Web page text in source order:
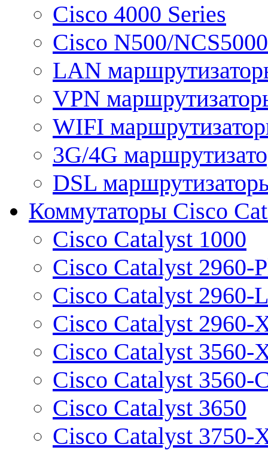
Cisco 4000 Series
Cisco N500/
LAN
VPN
WIFI
3G/4G
DSL
Коммутаторы Cisco
Cisco Catalyst 1000
Cisco Catalyst 2960-
Cisco Catalyst 2960-L
Cisco Catalyst 2960-
Cisco Catalyst 3560-
Cisco Catalyst 3560-
Cisco Catalyst 3650
Cisco Catalyst 3750-